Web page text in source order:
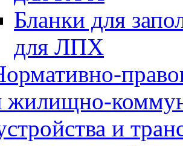
Бланки для
для ЛПХ
жилищно-
и